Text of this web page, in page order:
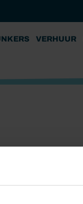
VERHUUR